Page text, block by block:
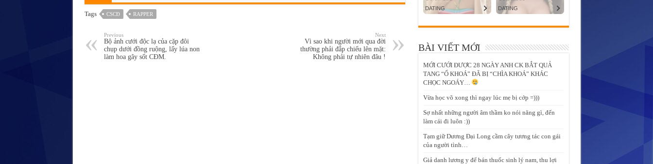
Tags CSCĐ RAPPER
Previous
Bộ ảnh cưới độc lạ của cặp đôi
chụp dưới đồng ruộng, lấy lúa non
làm hoa gây sốt CĐM.
Next
Vì sao khi người mới qua đời
thường phải đắp chiếu lên mặt:
Không phải tự nhiên đâu !
BÀI VIẾT MỚI
MỚI CƯỚI ĐƯỢC 28 NGÀY ANH CK BẮT QUẢ
TANG “Ổ KHOÁ” ĐÃ BỊ “CHÌA KHOÁ” KHÁC
CHỌC NGOÁY…
Vừa học võ xong thì ngay lúc mẹ bị cớp =)))
Sợ nhất những người âm thầm ko nói năng gì, đến
làm cái đi luôn :))
Tạm giữ Dương Đại Long cầm cây tương tác con gái
của người tình…
Giả danh lương y để bán thuốc sinh lý nam, thu lợi